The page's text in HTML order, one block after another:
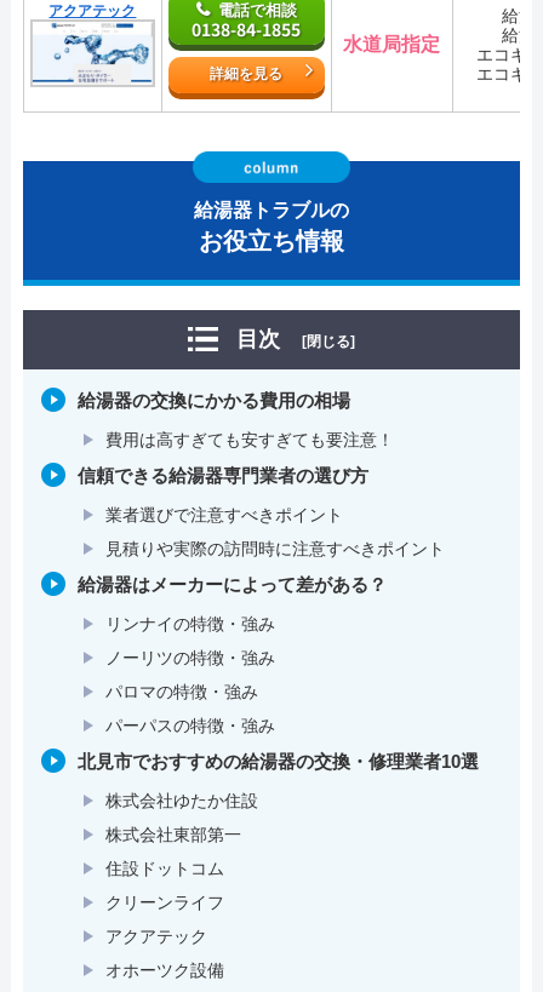
アクアテック 電話で相談
0138-84-1855
詳細を見る
水道局指定
給湯
給湯
エコキ
エコキ
給湯器トラブルの
お役立ち情報
目次 [閉じる]
給湯器の交換にかかる費用の相場
費用は高すぎても安すぎても要注意！
信頼できる給湯器専門業者の選び方
業者選びで注意すべきポイント
見積りや実際の訪問時に注意すべきポイント
給湯器はメーカーによって差がある？
リンナイの特徴・強み
ノーリツの特徴・強み
パロマの特徴・強み
パーパスの特徴・強み
北見市でおすすめの給湯器の交換・修理業者10選
株式会社ゆたか住設
株式会社東部第一
住設ドットコム
クリーンライフ
アクアテック
オホーツク設備